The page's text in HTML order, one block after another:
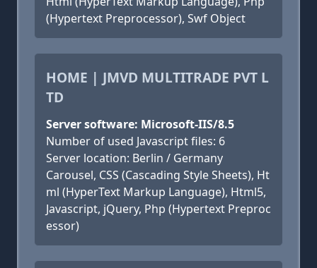
(Hypertext Preprocessor), Swf Object
HOME | JMVD MULTITRADE PVT L
TD
Server software: Microsoft-IIS/8.5
Number of used Javascript files: 6
Server location: Berlin / Germany
Carousel, CSS (Cascading Style Sheets), Ht
ml (HyperText Markup Language), Html5,
Javascript, jQuery, Php (Hypertext Preproc
essor)